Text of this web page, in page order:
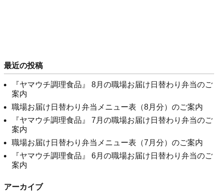
最近の投稿
『ヤマウチ調理食品』 8月の職場お届け日替わり弁当のご
案内
職場お届け日替わり弁当メニュー表（8月分）のご案内
『ヤマウチ調理食品』 7月の職場お届け日替わり弁当のご
案内
職場お届け日替わり弁当メニュー表（7月分）のご案内
『ヤマウチ調理食品』 6月の職場お届け日替わり弁当のご
案内
アーカイブ